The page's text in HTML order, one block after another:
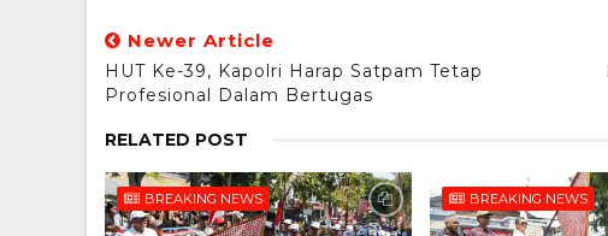
Newer Article
HUT Ke-39, Kapolri Harap Satpam Tetap
Profesional Dalam Bertugas
RELATED POST
BREAKING NEWS BREAKING NEWS